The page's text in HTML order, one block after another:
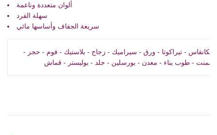
ألوان متعددة وناعمة
سهلة الفرد
سريعة الجفاف وأساسها مائي
- طوب بناء - معدن - بورسلين - جلد - بوليستر - قماش